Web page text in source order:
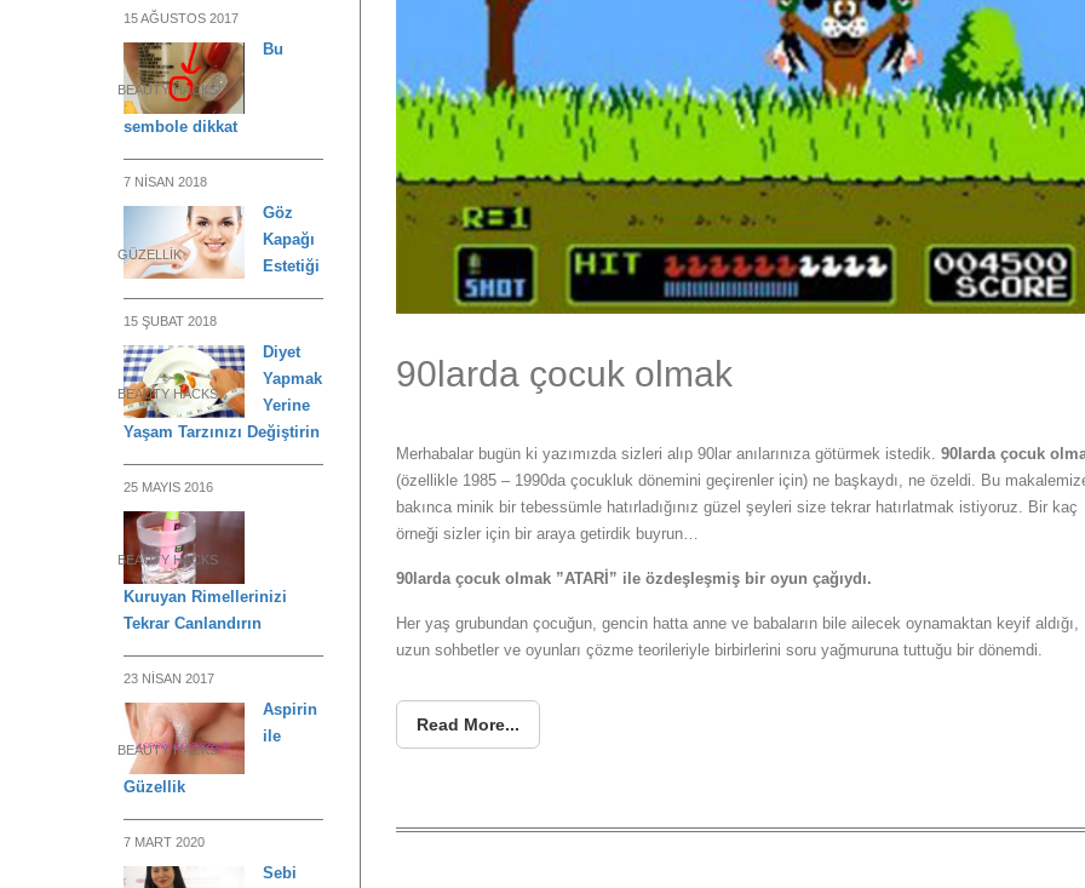
90larda çocuk olmak
Merhabalar bugün ki yazımızda sizleri alıp 90lar anılarınıza götürmek istedik. 90larda çocuk
(özellikle 1985 – 1990da çocukluk dönemini geçirenler için) ne başkaydı, ne özeldi. Bu
bakınca minik bir tebessümle hatırladığınız güzel şeyleri size tekrar hatırlatmak istiyoruz. Bir kaç
örneği sizler için bir araya getirdik buyrun…
90larda çocuk olmak ”ATARİ” ile özdeşleşmiş bir oyun çağıydı.
Her yaş grubundan çocuğun, gencin hatta anne ve babaların bile ailecek oynamaktan keyif aldığı,
uzun sohbetler ve oyunları çözme teorileriyle birbirlerini soru yağmuruna tuttuğu bir dönemdi.
Read More...
15 AĞUSTOS 2017
BEAUTY HACKS
Bu
sembole dikkat
7 NISAN 2018
GÜZELLIK
Göz
Kapağı
Estetiği
15 ŞUBAT 2018
BEAUTY HACKS
Diyet
Yapmak
Yerine
Yaşam Tarzınızı Değiştirin
25 MAYIS 2016
BEAUTY HACKS
Kuruyan Rimellerinizi
Tekrar Canlandırın
23 NISAN 2017
BEAUTY HACKS
Aspirin
ile
Güzellik
7 MART 2020
Sebi